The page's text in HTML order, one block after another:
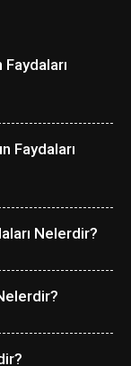
Faydaları
Faydaları
Nelerdir?